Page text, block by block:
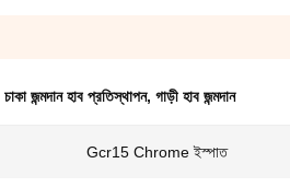
চাকা জন্মদান হাব প্রতিস্থাপন, গাড়ী হাব জন্মদান
Gcr15 Chrome ইস্পাত